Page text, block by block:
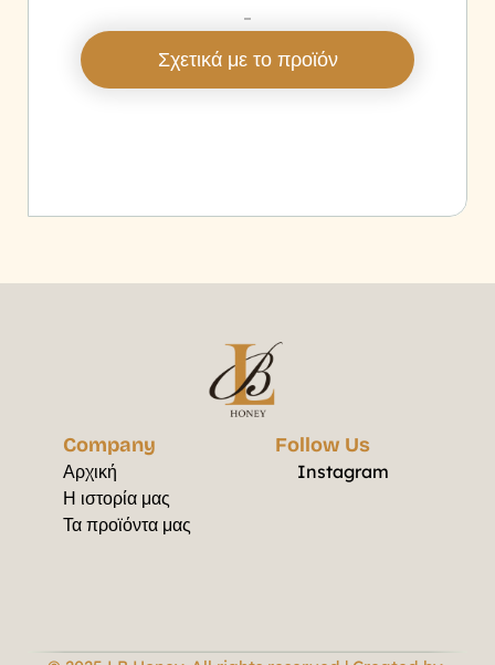
‎
Σχετικά με το προϊόν
Company
Αρχική
Η ιστορία μας
Τα προϊόντα μας
Follow Us
Instagram